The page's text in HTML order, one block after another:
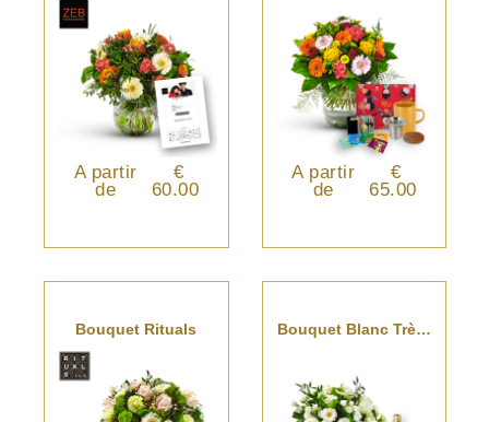
A partir
de
€
60.00
A partir
de
€
65.00
Bouquet Rituals Bouquet Blanc Très Classe Avec Du Champagne